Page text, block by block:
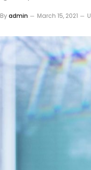
Byadmin March 15, 2021